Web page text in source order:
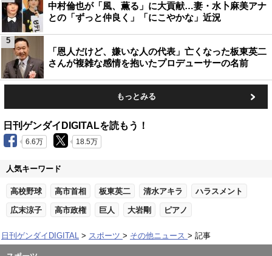
中村倫也が「風、薫る」に大貢献…妻・水卜麻美アナ
との「ずっと仲良く」「にこやかな」近況
「恩人だけど、嫌いな人の代表」亡くなった板東英二
さんが複雑な感情を抱いたプロデューサーの名前
5
もっとみる
日刊ゲンダイDIGITALを読もう！
6.6万 18.5万
人気キーワード
高校野球 高市首相 板東英二 清水アキラ ハラスメント
広末涼子 高市政権 巨人 大岩剛 ピアノ
日刊ゲンダイDIGITAL スポーツ その他ニュース 記事